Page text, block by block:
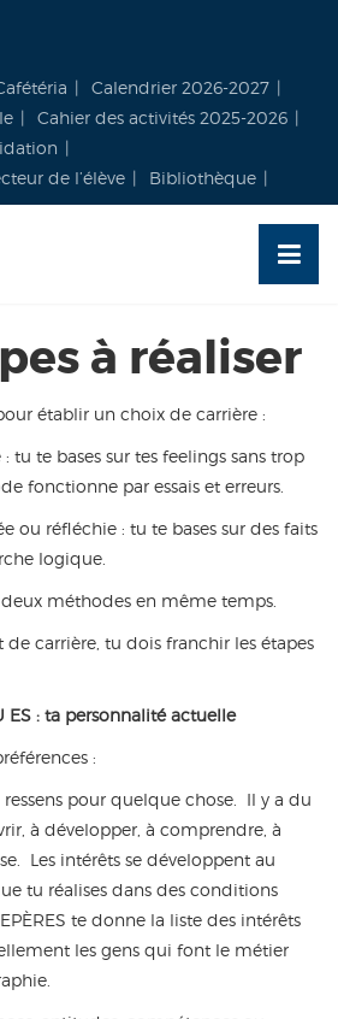
Calendrier 2026-2027
Cahier des activités 2025-2026
de l’élève
Bibliothèque
à réaliser
établir un choix de carrière :
tu te bases sur tes feelings sans trop
fonctionne par essais et erreurs.
ou réfléchie : tu te bases sur des faits
logique.
deux méthodes en même temps.
de carrière, tu dois franchir les étapes
ES : ta personnalité actuelle
:
ressens pour quelque chose. Il y a du
à développer, à comprendre, à
Les intérêts se développent au
tu réalises dans des conditions
te donne la liste des intérêts
les gens qui font le métier